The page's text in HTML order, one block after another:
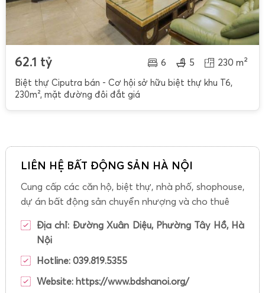
62.1 tỷ 6 5 230 m²
Biệt thự Ciputra bán - Cơ hội sở hữu biệt thự khu T6,
230m², mặt đường đôi đắt giá
LIÊN HỆ BẤT ĐỘNG SẢN HÀ NỘI
Cung cấp các căn hộ, biệt thự, nhà phố, shophouse,
dự án bất động sản chuyển nhượng và cho thuê
Địa chỉ: Đường Xuân Diệu, Phường Tây Hồ, Hà
Nội
Hotline: 039.819.5355
Website: https://www.bdshanoi.org/